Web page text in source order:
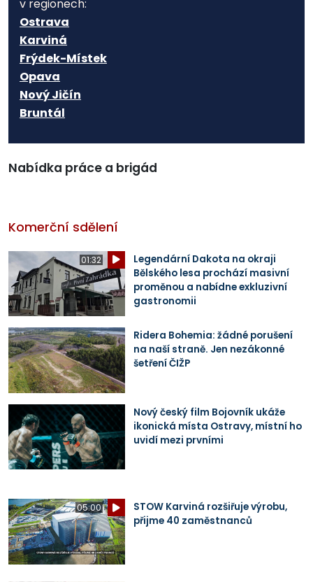
v regionech:
Ostrava
Karviná
Frýdek-Místek
Opava
Nový Jičín
Bruntál
Nabídka práce a brigád
Komerční sdělení
01:32
Legendární Dakota na okraji
Bělského lesa prochází masivní
proměnou a nabídne exkluzivní
gastronomii
Ridera Bohemia: žádné porušení
na naší straně. Jen nezákonné
šetření ČIŽP
Nový český film Bojovník ukáže
ikonická místa Ostravy, místní ho
uvidí mezi prvními
05:00
STOW Karviná rozšiřuje výrobu,
přijme 40 zaměstnanců